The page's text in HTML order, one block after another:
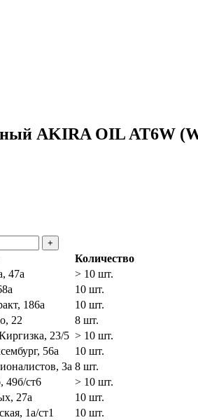
AKIRA OIL AT6W
+
Количество
47а
> 10 шт.
10 шт.
186а
10 шт.
22
8 шт.
23/5 > 10 шт.
56а
10 шт.
3а 8 шт.
49б/ст6
> 10 шт.
27а
10 шт.
1а/ст1
10 шт.